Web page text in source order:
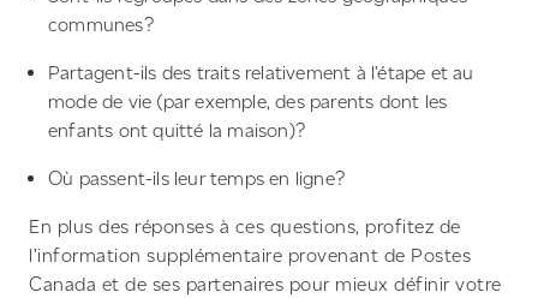
communes?
Partagent-ils des traits relativement à l’étape et au
mode de vie (par exemple, des parents dont les
enfants ont quitté la maison)?
Où passent-ils leur temps en ligne?
En plus des réponses à ces questions, profitez de
l’information supplémentaire provenant de Postes
Canada et de ses partenaires pour mieux définir votre